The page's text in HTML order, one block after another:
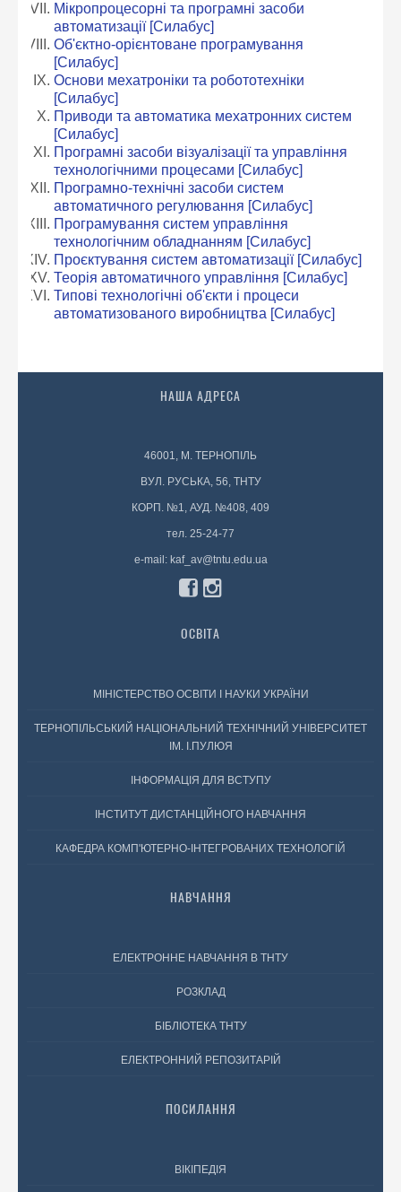
Мікропроцесорні та програмні засоби
автоматизації [Силабус]
Об'єктно-орієнтоване програмування
[Силабус]
Основи мехатроніки та робототехніки
[Силабус]
Приводи та автоматика мехатронних систем
[Силабус]
Програмні засоби візуалізації та управління
технологічними процесами [Силабус]
Програмно-технічні засоби систем
автоматичного регулювання [Силабус]
Програмування систем управління
технологічним обладнанням [Силабус]
Проєктування систем автоматизації [Силабус]
Теорія автоматичного управління [Силабус]
Типові технологічні об'єкти і процеси
автоматизованого виробництва [Силабус]
НАША АДРЕСА
46001, М. ТЕРНОПІЛЬ
ВУЛ. РУСЬКА, 56, ТНТУ
КОРП. №1, АУД. №408, 409
тел. 25-24-77
e-mail: kaf_av@tntu.edu.ua
ОСВІТА
МІНІСТЕРСТВО ОСВІТИ І НАУКИ УКРАЇНИ
ТЕРНОПІЛЬСЬКИЙ НАЦІОНАЛЬНИЙ ТЕХНІЧНИЙ УНІВЕРСИТЕТ
ІМ. І.ПУЛЮЯ
ІНФОРМАЦІЯ ДЛЯ ВСТУПУ
ІНСТИТУТ ДИСТАНЦІЙНОГО НАВЧАННЯ
КАФЕДРА КОМП'ЮТЕРНО-ІНТЕГРОВАНИХ ТЕХНОЛОГІЙ
НАВЧАННЯ
ЕЛЕКТРОННЕ НАВЧАННЯ В ТНТУ
РОЗКЛАД
БІБЛІОТЕКА ТНТУ
ЕЛЕКТРОННИЙ РЕПОЗИТАРІЙ
ПОСИЛАННЯ
ВІКІПЕДІЯ